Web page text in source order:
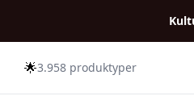
🌟3.958 produktyper